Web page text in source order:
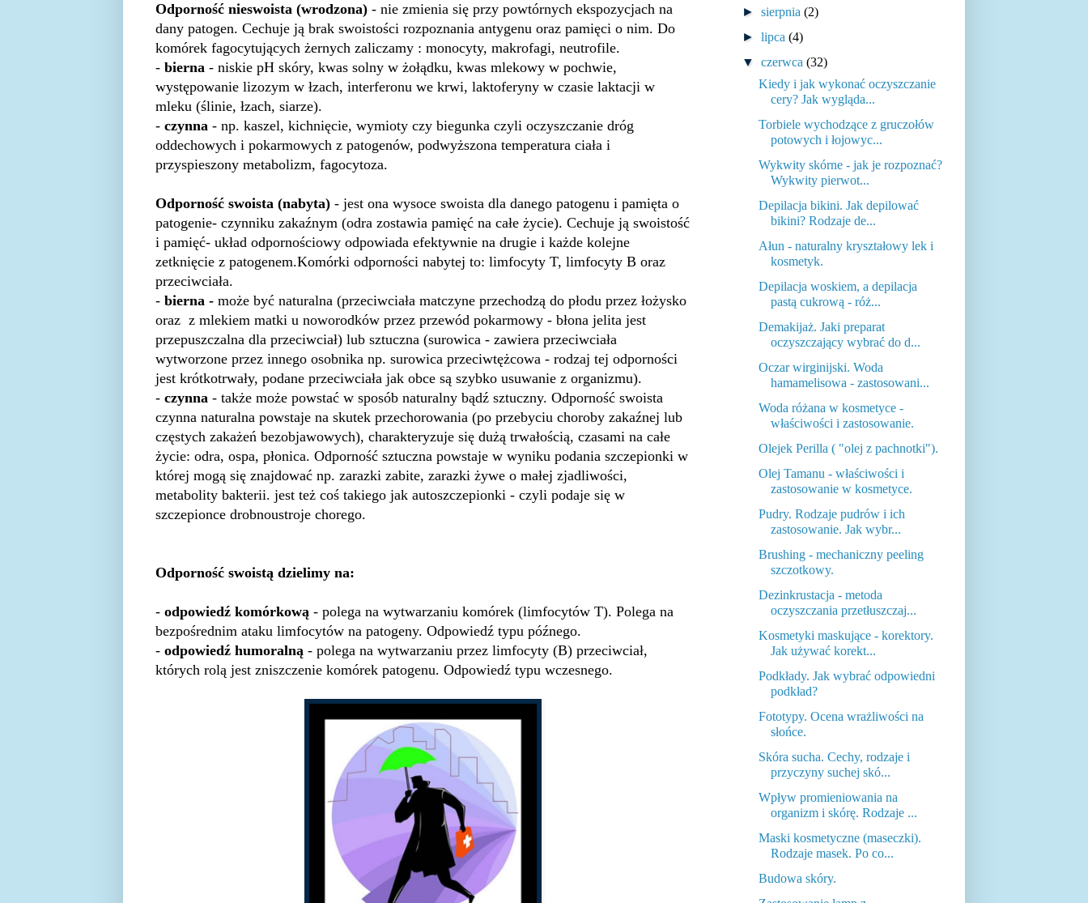
Odporność nieswoista (wrodzona) - nie zmienia się przy powtórnych ekspozycjach na
dany patogen. Cechuje ją brak swoistości rozpoznania antygenu oraz pamięci o nim. Do
komórek fagocytujących żernych zaliczamy : monocyty, makrofagi, neutrofile.
- bierna - niskie pH skóry, kwas solny w żołądku, kwas mlekowy w pochwie,
występowanie lizozym w łzach, interferonu we krwi, laktoferyny w czasie laktacji w
mleku (ślinie, łzach, siarze).
- czynna - np. kaszel, kichnięcie, wymioty czy biegunka czyli oczyszczanie dróg
oddechowych i pokarmowych z patogenów, podwyższona temperatura ciała i
przyspieszony metabolizm, fagocytoza.
Odporność swoista (nabyta) - jest ona wysoce swoista dla danego patogenu i pamięta o
patogenie- czynniku zakaźnym (odra zostawia pamięć na całe życie). Cechuje ją swoistość
i pamięć- układ odpornościowy odpowiada efektywnie na drugie i każde kolejne
zetknięcie z patogenem.Komórki odporności nabytej to: limfocyty T, limfocyty B oraz
przeciwciała.
- bierna - może być naturalna (przeciwciała matczyne przechodzą do płodu przez łożysko
oraz z mlekiem matki u noworodków przez przewód pokarmowy - błona jelita jest
przepuszczalna dla przeciwciał) lub sztuczna (surowica - zawiera przeciwciała
wytworzone przez innego osobnika np. surowica przeciwtężcowa - rodzaj tej odporności
jest krótkotrwały, podane przeciwciała jak obce są szybko usuwanie z organizmu).
- czynna - także może powstać w sposób naturalny bądź sztuczny. Odporność swoista
czynna naturalna powstaje na skutek przechorowania (po przebyciu choroby zakaźnej lub
częstych zakażeń bezobjawowych), charakteryzuje się dużą trwałością, czasami na całe
życie: odra, ospa, płonica. Odporność sztuczna powstaje w wyniku podania szczepionki w
której mogą się znajdować np. zarazki zabite, zarazki żywe o małej zjadliwości,
metabolity bakterii. jest też coś takiego jak autoszczepionki - czyli podaje się w
szczepionce drobnoustroje chorego.
Odporność swoistą dzielimy na:
- odpowiedź komórkową - polega na wytwarzaniu komórek (limfocytów T). Polega na
bezpośrednim ataku limfocytów na patogeny. Odpowiedź typu późnego.
- odpowiedź humoralną - polega na wytwarzaniu przez limfocyty (B) przeciwciał,
których rolą jest zniszczenie komórek patogenu. Odpowiedź typu wczesnego.
►sierpnia(2)
►lipca(4)
▼czerwca(32)
Kiedy i jak wykonać oczyszczanie
cery? Jak wygląda...
Torbiele wychodzące z gruczołów
potowych i łojowyc...
Wykwity skórne - jak je rozpoznać?
Wykwity pierwot...
Depilacja bikini. Jak depilować
bikini? Rodzaje de...
Ałun - naturalny kryształowy lek i
kosmetyk.
Depilacja woskiem, a depilacja
pastą cukrową - róż...
Demakijaż. Jaki preparat
oczyszczający wybrać do d...
Oczar wirginijski. Woda
hamamelisowa - zastosowani...
Woda różana w kosmetyce -
właściwości i zastosowanie.
Olejek Perilla ( "olej z pachnotki").
Olej Tamanu - właściwości i
zastosowanie w kosmetyce.
Pudry. Rodzaje pudrów i ich
zastosowanie. Jak wybr...
Brushing - mechaniczny peeling
szczotkowy.
Dezinkrustacja - metoda
oczyszczania przetłuszczaj...
Kosmetyki maskujące - korektory.
Jak używać korekt...
Podkłady. Jak wybrać odpowiedni
podkład?
Fototypy. Ocena wrażliwości na
słońce.
Skóra sucha. Cechy, rodzaje i
przyczyny suchej skó...
Wpływ promieniowania na
organizm i skórę. Rodzaje ...
Maski kosmetyczne (maseczki).
Rodzaje masek. Po co...
Budowa skóry.